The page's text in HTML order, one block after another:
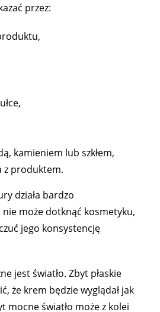
przez:
kamieniem lub szkłem,
z produktem.
działa bardzo
może dotknąć kosmetyku,
jego konsystencję
jest światło. Zbyt płaskie
że krem będzie wyglądał jak
mocne światło może z kolei